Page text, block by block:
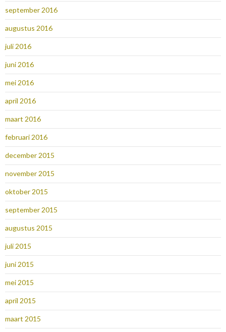
september 2016
augustus 2016
juli 2016
juni 2016
mei 2016
april 2016
maart 2016
februari 2016
december 2015
november 2015
oktober 2015
september 2015
augustus 2015
juli 2015
juni 2015
mei 2015
april 2015
maart 2015